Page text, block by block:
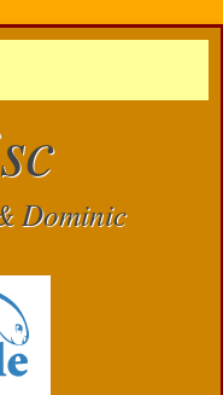
Dominic